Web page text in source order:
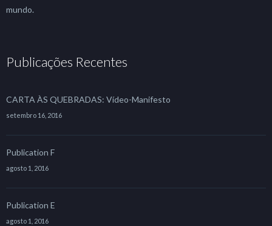
mundo.
Publicações Recentes
CARTA ÀS QUEBRADAS: Vídeo-Manifesto
setembro 16, 2016
Publication F
agosto 1, 2016
Publication E
agosto 1, 2016